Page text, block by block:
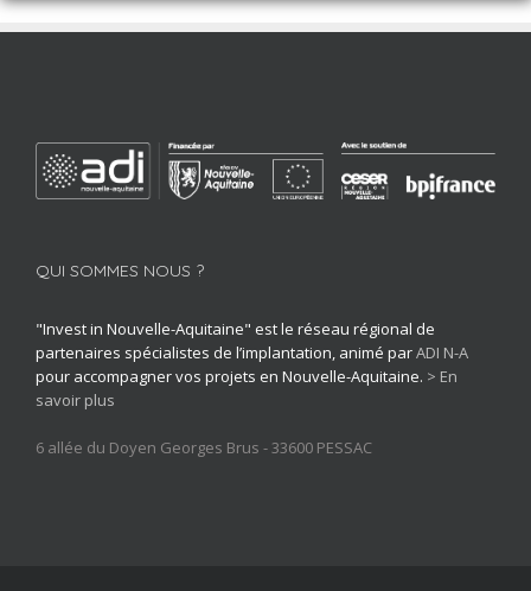
QUI SOMMES NOUS ?
"Invest in Nouvelle-Aquitaine" est le réseau régional de
partenaires spécialistes de l’implantation, animé parADI N-A
pour accompagner vos projets en Nouvelle-Aquitaine. > En
savoir plus
6 allée du Doyen Georges Brus - 33600 PESSAC